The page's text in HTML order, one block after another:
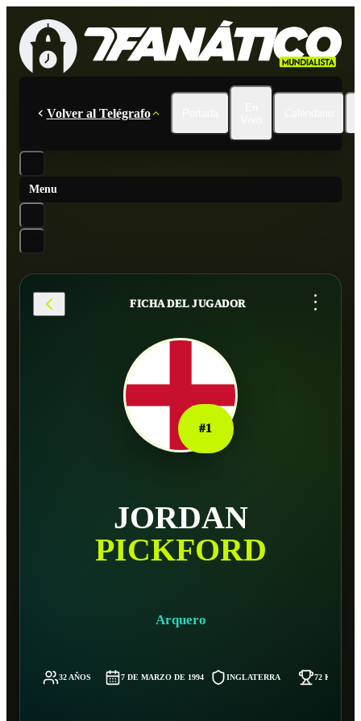
Volver al Telégrafo
Menu
FICHA DEL JUGADOR ...
#1
JORDAN
PICKFORD
Arquero
32 AÑOS 7 DE MARZO DE 1994 INGLATERRA 72 KG